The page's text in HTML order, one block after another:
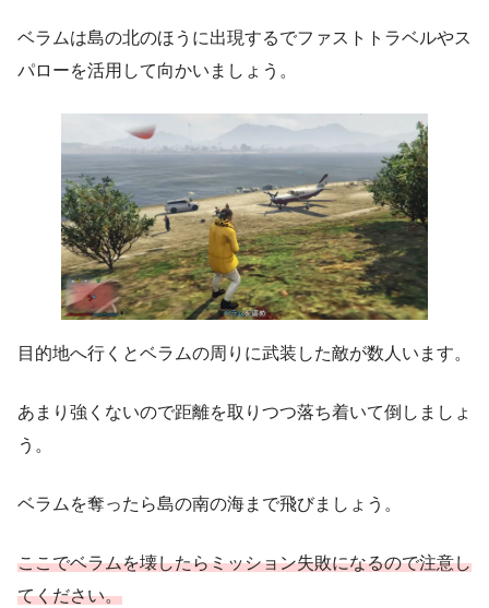
ベラムは島の北のほうに出現するでファストトラベルやス
パローを活用して向かいましょう。
目的地へ行くとベラムの周りに武装した敵が数人います。
あまり強くないので距離を取りつつ落ち着いて倒しましょ
う。
ベラムを奪ったら島の南の海まで飛びましょう。
ここでベラムを壊したらミッション失敗になるので注意し
てください。